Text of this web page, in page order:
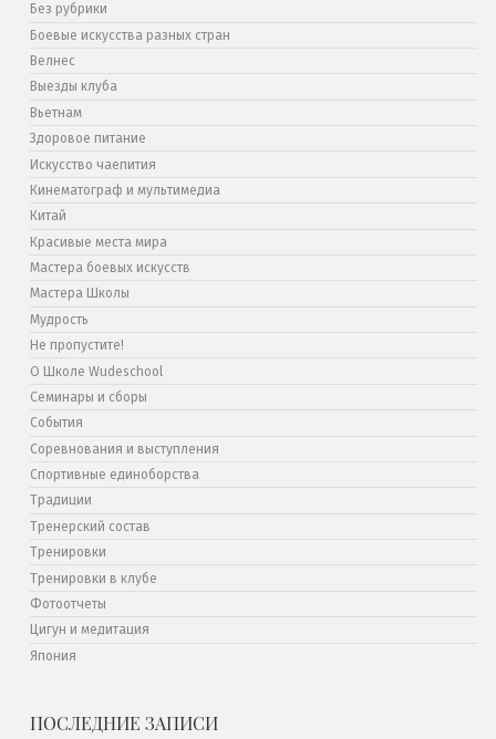
Без рубрики
Боевые искусства разных стран
Велнес
Выезды клуба
Вьетнам
Здоровое питание
Искусство чаепития
Кинематограф и мультимедиа
Китай
Красивые места мира
Мастера боевых искусств
Мастера Школы
Мудрость
Не пропустите!
О Школе Wudeschool
Семинары и сборы
События
Соревнования и выступления
Спортивные единоборства
Традиции
Тренерский состав
Тренировки
Тренировки в клубе
Фотоотчеты
Цигун и медитация
Япония
ПОСЛЕДНИЕ ЗАПИСИ